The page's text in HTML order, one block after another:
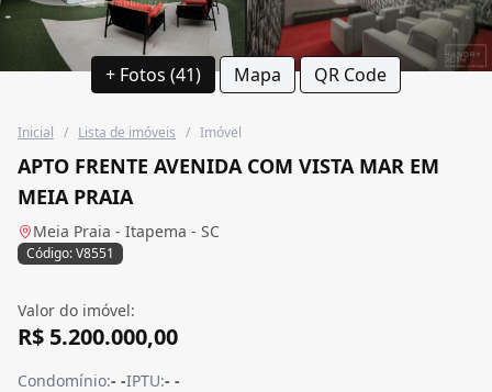
+ Fotos (41) Mapa QR Code
Inicial / Lista de imóveis / Imóvel
APTO FRENTE AVENIDA COM VISTA MAR EM
MEIA PRAIA
Meia Praia - Itapema - SC
Código: V8551
Valor do imóvel:
R$ 5.200.000,00
Condomínio:- -IPTU:- -